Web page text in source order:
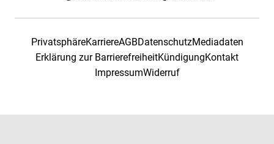
PrivatsphäreKarriereAGBDatenschutzMediadaten
Erklärung zur BarrierefreiheitKündigungKontakt
ImpressumWiderruf